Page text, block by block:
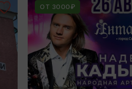
ОТ 3000₽